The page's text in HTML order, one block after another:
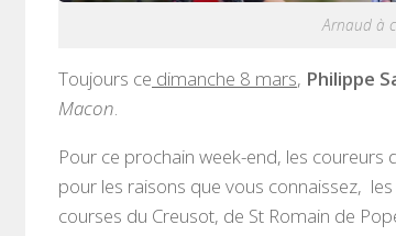
Arnaud à
Toujours ce dimanche 8 mars, Philippe
Macon.
Pour ce prochain week-end, les coureurs
pour les raisons que vous connaissez,
courses du Creusot, de St Romain de